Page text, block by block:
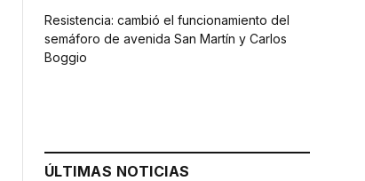
Resistencia: cambió el funcionamiento del
semáforo de avenida San Martín y Carlos
Boggio
ÚLTIMAS NOTICIAS